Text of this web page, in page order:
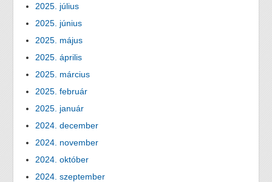
2025. július
2025. június
2025. május
2025. április
2025. március
2025. február
2025. január
2024. december
2024. november
2024. október
2024. szeptember